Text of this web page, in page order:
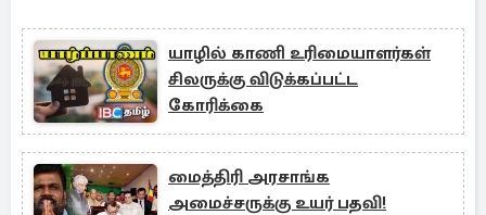
யாழில் காணி உரிமையாளர்கள்
சிலருக்கு விடுக்கப்பட்ட
கோரிக்கை
மைத்திரி அரசாங்க
அமைச்சருக்கு உயர் பதவி!